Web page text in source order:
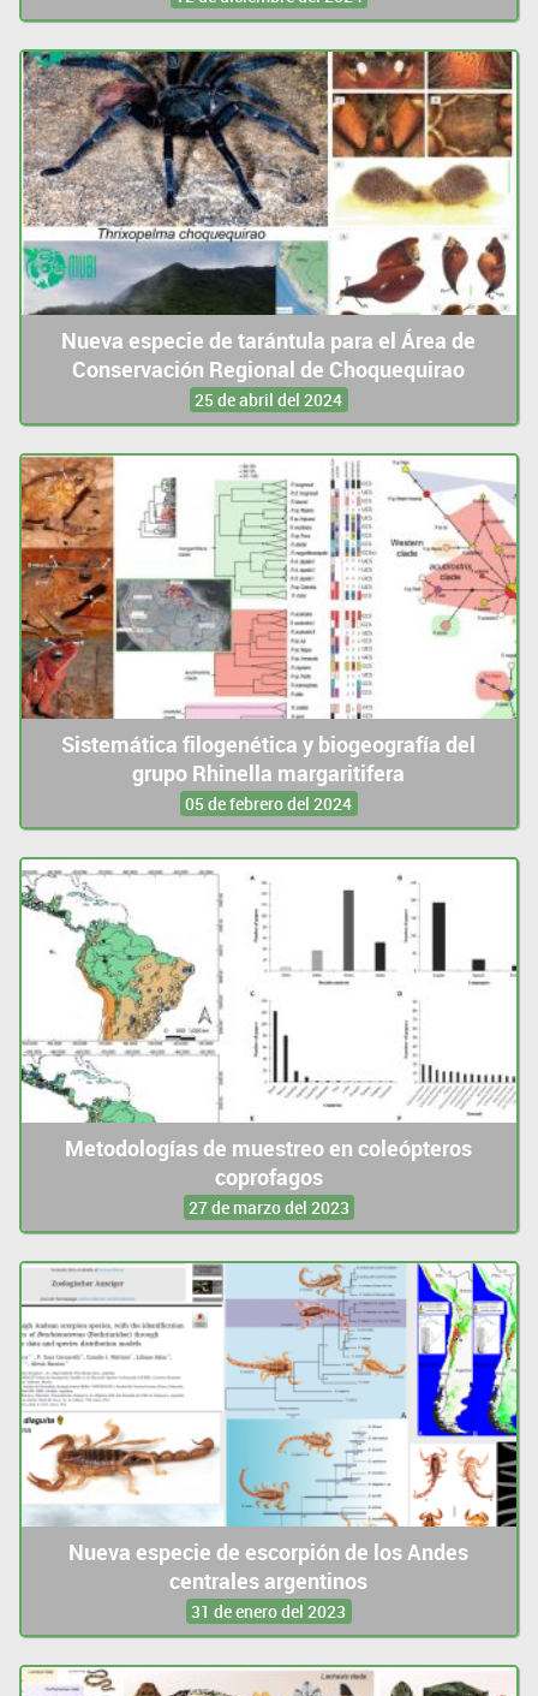
Nueva especie de tarántula para el Área de
Conservación Regional de Choquequirao
25 de abril del 2024
Sistemática filogenética y biogeografía del
grupo Rhinella margaritifera
05 de febrero del 2024
Metodologías de muestreo en coleópteros
coprofagos
27 de marzo del 2023
Nueva especie de escorpión de los Andes
centrales argentinos
31 de enero del 2023